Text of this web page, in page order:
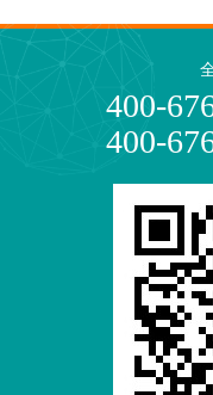
400-
400-